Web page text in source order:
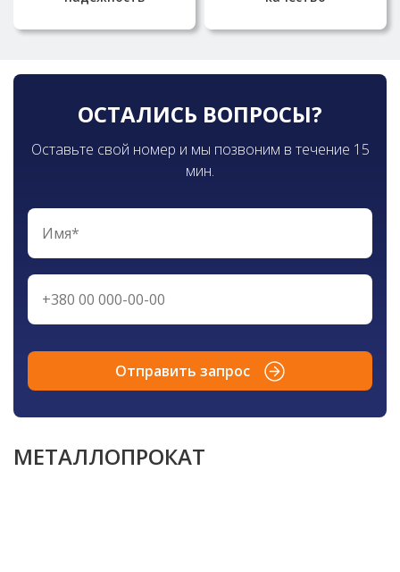
ОСТАЛИСЬ ВОПРОСЫ?
Оставьте свой номер и мы позвоним в течение 15
мин.
Отправить запрос
МЕТАЛЛОПРОКАТ